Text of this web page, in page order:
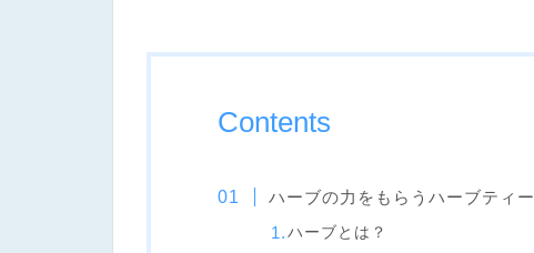
Contents
ハーブの力をもらうハーブティー
ハーブとは？